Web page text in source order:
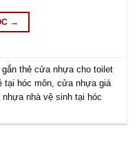
→
thẻcửa nhựa cho toilet
tại hóc môn ,cửa nhựa giá
nhà vệ sinh tại hóc